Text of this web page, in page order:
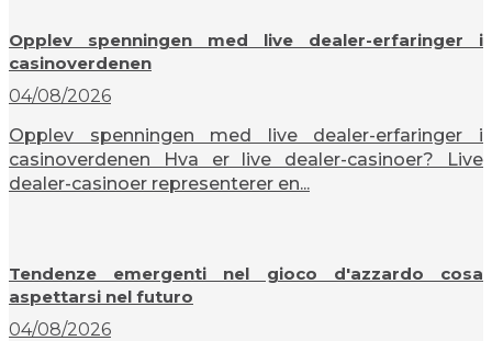
Opplev spenningen med live dealer-erfaringer i
casinoverdenen
04/08/2026
Opplev spenningen med live dealer-erfaringer i
casinoverdenen Hva er live dealer-casinoer? Live
dealer-casinoer representerer en...
Tendenze emergenti nel gioco d'azzardo cosa
aspettarsi nel futuro
04/08/2026